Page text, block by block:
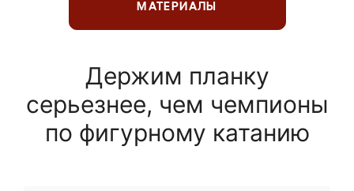
МАТЕРИАЛЫ
Держим планку
серьезнее, чем чемпионы
по фигурному катанию